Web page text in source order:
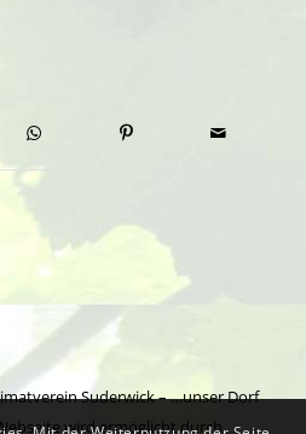
Suderwick – …unser Dorf
wird ermöglicht durch